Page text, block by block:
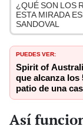
¿QUÉ SON LOS
ESTA MIRADA
SANDOVAL
PUEDES VER:
Spirit of
que alcanza los
patio de una
Así